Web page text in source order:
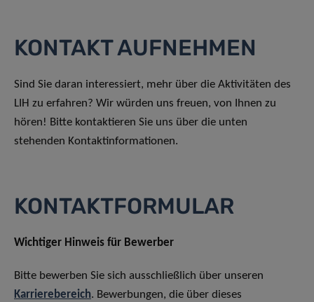
KONTAKT AUFNEHMEN
Sind Sie daran interessiert, mehr über die Aktivitäten des
LIH zu erfahren? Wir würden uns freuen, von Ihnen zu
hören! Bitte kontaktieren Sie uns über die unten
stehenden Kontaktinformationen.
KONTAKTFORMULAR
Wichtiger Hinweis für Bewerber
Bitte bewerben Sie sich ausschließlich über unseren
Karrierebereich. Bewerbungen, die über dieses